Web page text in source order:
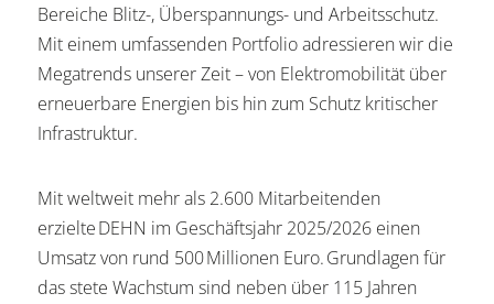
Bereiche Blitz-, Überspannungs- und Arbeitsschutz.
Mit einem umfassenden Portfolio adressieren wir die
Megatrends unserer Zeit – von Elektromobilität über
erneuerbare Energien bis hin zum Schutz kritischer
Infrastruktur.
Mit weltweit mehr als 2.600 Mitarbeitenden
erzielte DEHN im Geschäftsjahr 2025/2026 einen
Umsatz von rund 500 Millionen Euro. Grundlagen für
das stete Wachstum sind neben über 115 Jahren